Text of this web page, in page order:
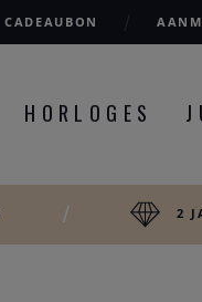
CADEAUBON
HORLOGES
2